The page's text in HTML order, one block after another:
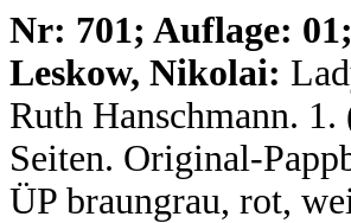
Nr: 701; Auflage:
Leskow, Nikolai:
Ruth Hanschmann.
Seiten. Original-
ÜP braungrau, rot,